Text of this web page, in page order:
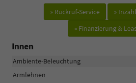
» Rückruf-Service
»
» Finanzierung &
Innen
Ambiente-Beleuchtung
Armlehnen